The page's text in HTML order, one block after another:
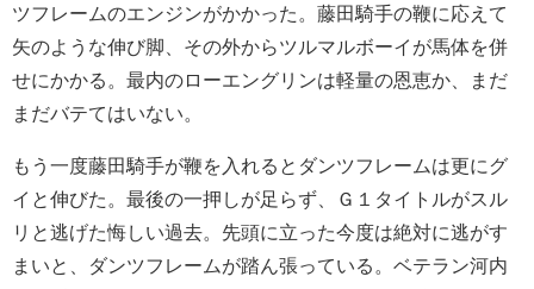
ツフレームのエンジンがかかった。藤田騎手の鞭に応えて
矢のような伸び脚、その外からツルマルボーイが馬体を併
せにかかる。最内のローエングリンは軽量の恩恵か、まだ
まだバテてはいない。
もう一度藤田騎手が鞭を入れるとダンツフレームは更にグ
イと伸びた。最後の一押しが足らず、Ｇ１タイトルがスル
リと逃げた悔しい過去。先頭に立った今度は絶対に逃がす
まいと、ダンツフレームが踏ん張っている。ベテラン河内